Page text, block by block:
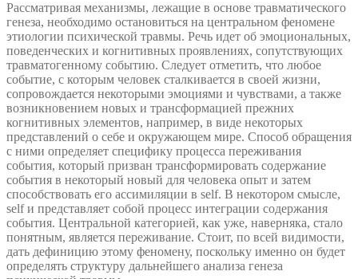
Рассматривая механизмы, лежащие в основе травматического
генеза, необходимо остановиться на центральном феномене
этиологии психической травмы. Речь идет об эмоциональных,
поведенческих и когнитивных проявлениях, сопутствующих
травматогенному событию. Следует отметить, что любое
событие, с которым человек сталкивается в своей жизни,
сопровождается некоторыми эмоциями и чувствами, а также
возникновением новых и трансформацией прежних
когнитивных элементов, например, в виде некоторых
представлений о себе и окружающем мире. Способ обращения
с ними определяет специфику процесса переживания
события, который призван трансформировать содержание
события в некоторый новый для человека опыт и затем
способствовать его ассимиляции в self. В некотором смысле,
self и представляет собой процесс интеграции содержания
события. Центральной категорией, как уже, наверняка, стало
понятным, является переживание. Стоит, по всей видимости,
дать дефиницию этому феномену, поскольку именно он будет
определять структуру дальнейшего анализа генеза